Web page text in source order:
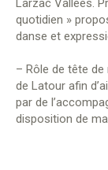
Larzac Vallées.
quotidien »
danse et
– Rôle de tête
de Latour afin
par de
disposition de